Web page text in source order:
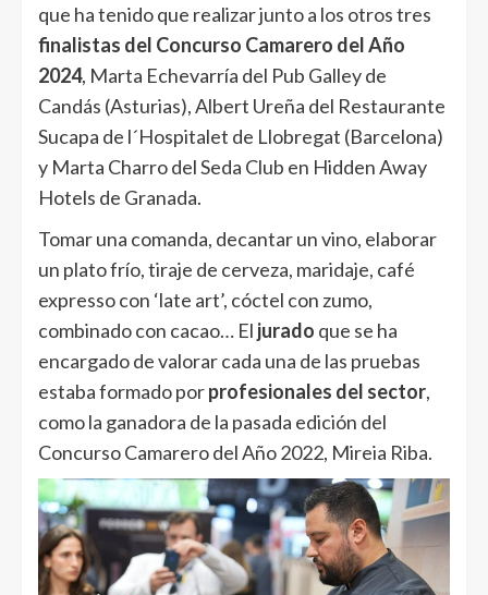
que ha tenido que realizar junto a los otros tres
finalistas del Concurso Camarero del Año
2024, Marta Echevarría del Pub Galley de
Candás (Asturias), Albert Ureña del Restaurante
Sucapa de l´Hospitalet de Llobregat (Barcelona)
y Marta Charro del Seda Club en Hidden Away
Hotels de Granada.
Tomar una comanda, decantar un vino, elaborar
un plato frío, tiraje de cerveza, maridaje, café
expresso con ‘late art’, cóctel con zumo,
combinado con cacao… El jurado que se ha
encargado de valorar cada una de las pruebas
estaba formado porprofesionales del sector,
como la ganadora de la pasada edición del
Concurso Camarero del Año 2022, Mireia Riba.